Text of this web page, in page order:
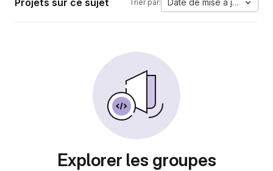
Projets sur ce sujet Trier par: Date de mise à jour
Explorer les groupes